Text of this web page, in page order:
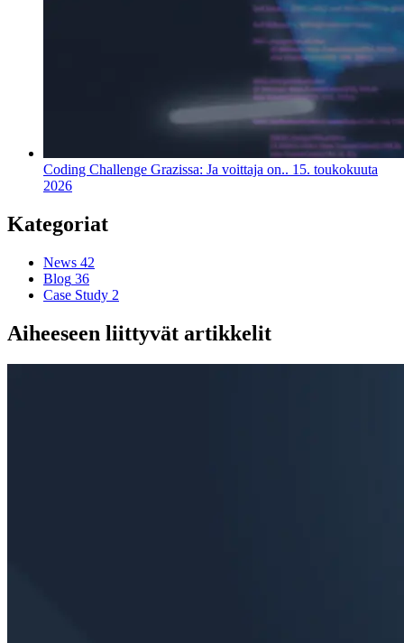
Coding Challenge Grazissa: Ja voittaja on.. 15. toukokuuta
2026
Kategoriat
News 42
Blog 36
Case Study 2
Aiheeseen liittyvät artikkelit